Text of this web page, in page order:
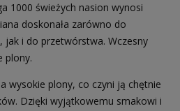
1000 świeżych nasion wynosi
doskonała zarówno do
jak i do przetwórstwa. Wczesny
plony.
wysokie plony, co czyni ją chętnie
Dzięki wyjątkowemu smakowi i